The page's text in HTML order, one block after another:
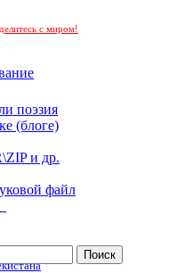
делитесь с миром!
поэзия
(блоге)
и др.
файл